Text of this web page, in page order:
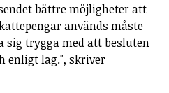
bättre möjligheter att
används måste
sig trygga med att besluten
enligt lag.", skriver